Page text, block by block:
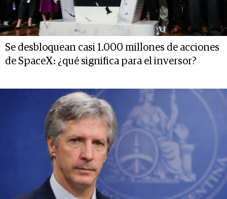
Se desbloquean casi 1.000 millones de acciones
de SpaceX: ¿qué significa para el inversor?